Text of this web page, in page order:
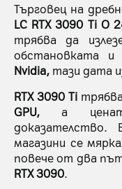
Търговец на
LC RTX 3090 Ti O
трябва да
обстановката и
Nvidiа, тази дата
RTX 3090 Ti
GPU, а
доказателство.
магазини се
повече от два
RTX 3090.